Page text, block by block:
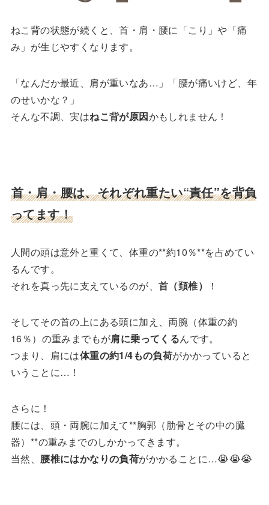
ねこ背の状態が続くと、首・肩・腰に「こり」や「痛
み」が生じやすくなります。
「なんだか最近、肩が重いなあ…」「腰が痛いけど、年
のせいかな？」
そんな不調、実はねこ背が原因かもしれません！
首・肩・腰は、それぞれ重たい“責任”を背負
ってます！
人間の頭は意外と重くて、体重の**約10％**を占めてい
るんです。
それを真っ先に支えているのが、 首（頚椎） ！
そしてその首の上にある頭に加え、両腕（体重の約
16％）の重みまでもが肩に乗ってくるんです。
つまり、肩には体重の約1/4もの負荷がかかっていると
いうことに…！
さらに！
腰には、頭・両腕に加えて**胸郭（肋骨とその中の臓
器）**の重みまでのしかかってきます。
当然、 腰椎にはかなりの負荷がかかることに…😭😭😭